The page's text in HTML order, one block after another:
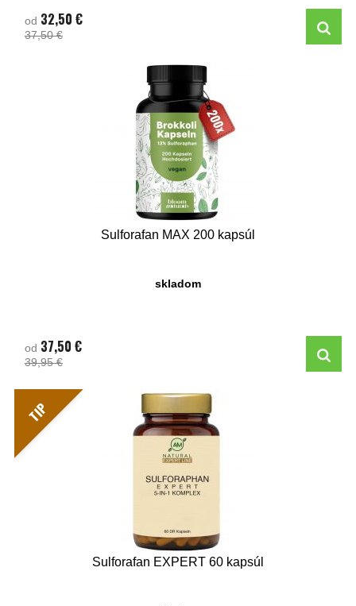
od 32,50 €
37,50 €
Sulforafan MAX 200 kapsúl
skladom
od 37,50 €
39,95 €
TIP
Sulforafan EXPERT 60 kapsúl